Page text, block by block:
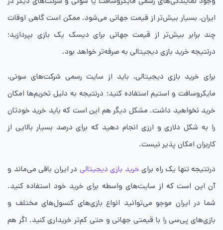
ایران، بسیار بیش‌تر از قیمت جهانی می‌شود. ممکن است گاهی اوقات
چند برابر بیش‌تر از قیمت جهانی برای دیسک یک بازی بپردازید؛
درنتیجه خرید بازی دیجیتالی به صرفه‌تر خواهد بود.
برای خرید بازی دیجیتالی، باید از سایت‌ رسمی شرکت‌های سونی،
مایکروسافت و استیم استفاده کنید؛ درنتیجه به دلیل تحریم‌ها امکان
خرید نخواهید داشت. مشکل دیگر هم این است که باید خرید خودتان
را به شکل دلاری و ارزی انجام دهید که برای درصد بسیار بالایی از
کاربران امکان پذیر نیست.
درنتیجه تنها یک راه برای خرید بازی دیجیتالی در ایران باقی می‌ماند و
آن این است که از سایت‌های واسطه برای خرید خود استفاده کنید.
شما در ایران موجو می‌توانید انواع بازی‌های کنسول‌های مختلف و
بازی‌های پی‌سی را با قیمتی جهانی و حتی کم‌تر خریداری کنید. اگر هم